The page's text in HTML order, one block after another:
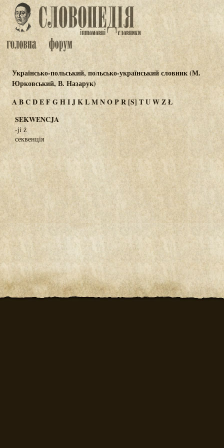
Українсько-польський, польсько-український словник (М.
Юрковський, В. Назарук)
ABCDEFGHIJKLMNOPR[S] TUWZŁ
SEKWENCJA
-ji ż
секвенція